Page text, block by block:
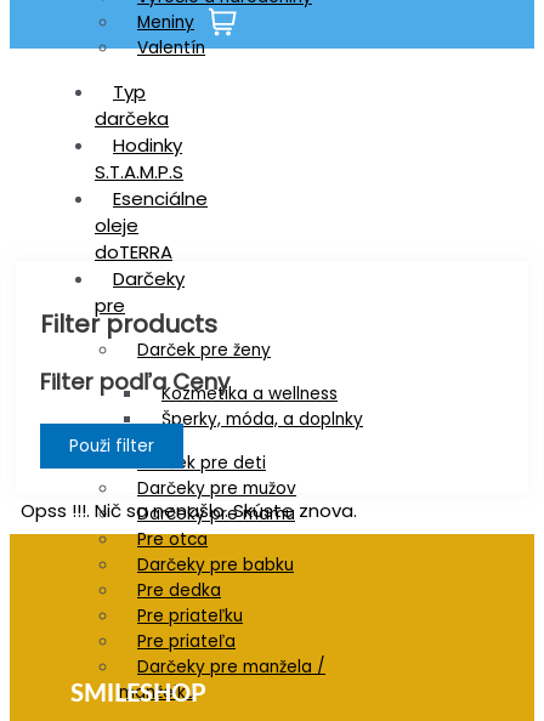
Meniny
Valentín
Typ
darčeka
Hodinky
S.T.A.M.P.S
Esenciálne
oleje
doTERRA
Darčeky
pre
Darček pre ženy
Kozmetika a wellness
Šperky, móda, a doplnky
Darček pre deti
Darčeky pre mužov
Darčeky pre mamu
Pre otca
Darčeky pre babku
Pre dedka
Pre priateľku
Pre priateľa
Darčeky pre manžela /
manželku
Filter products
Filter podľa Ceny
Použi filter
Opss !!!. Nič sa nenašlo. Skúste znova.
SMILESHOP